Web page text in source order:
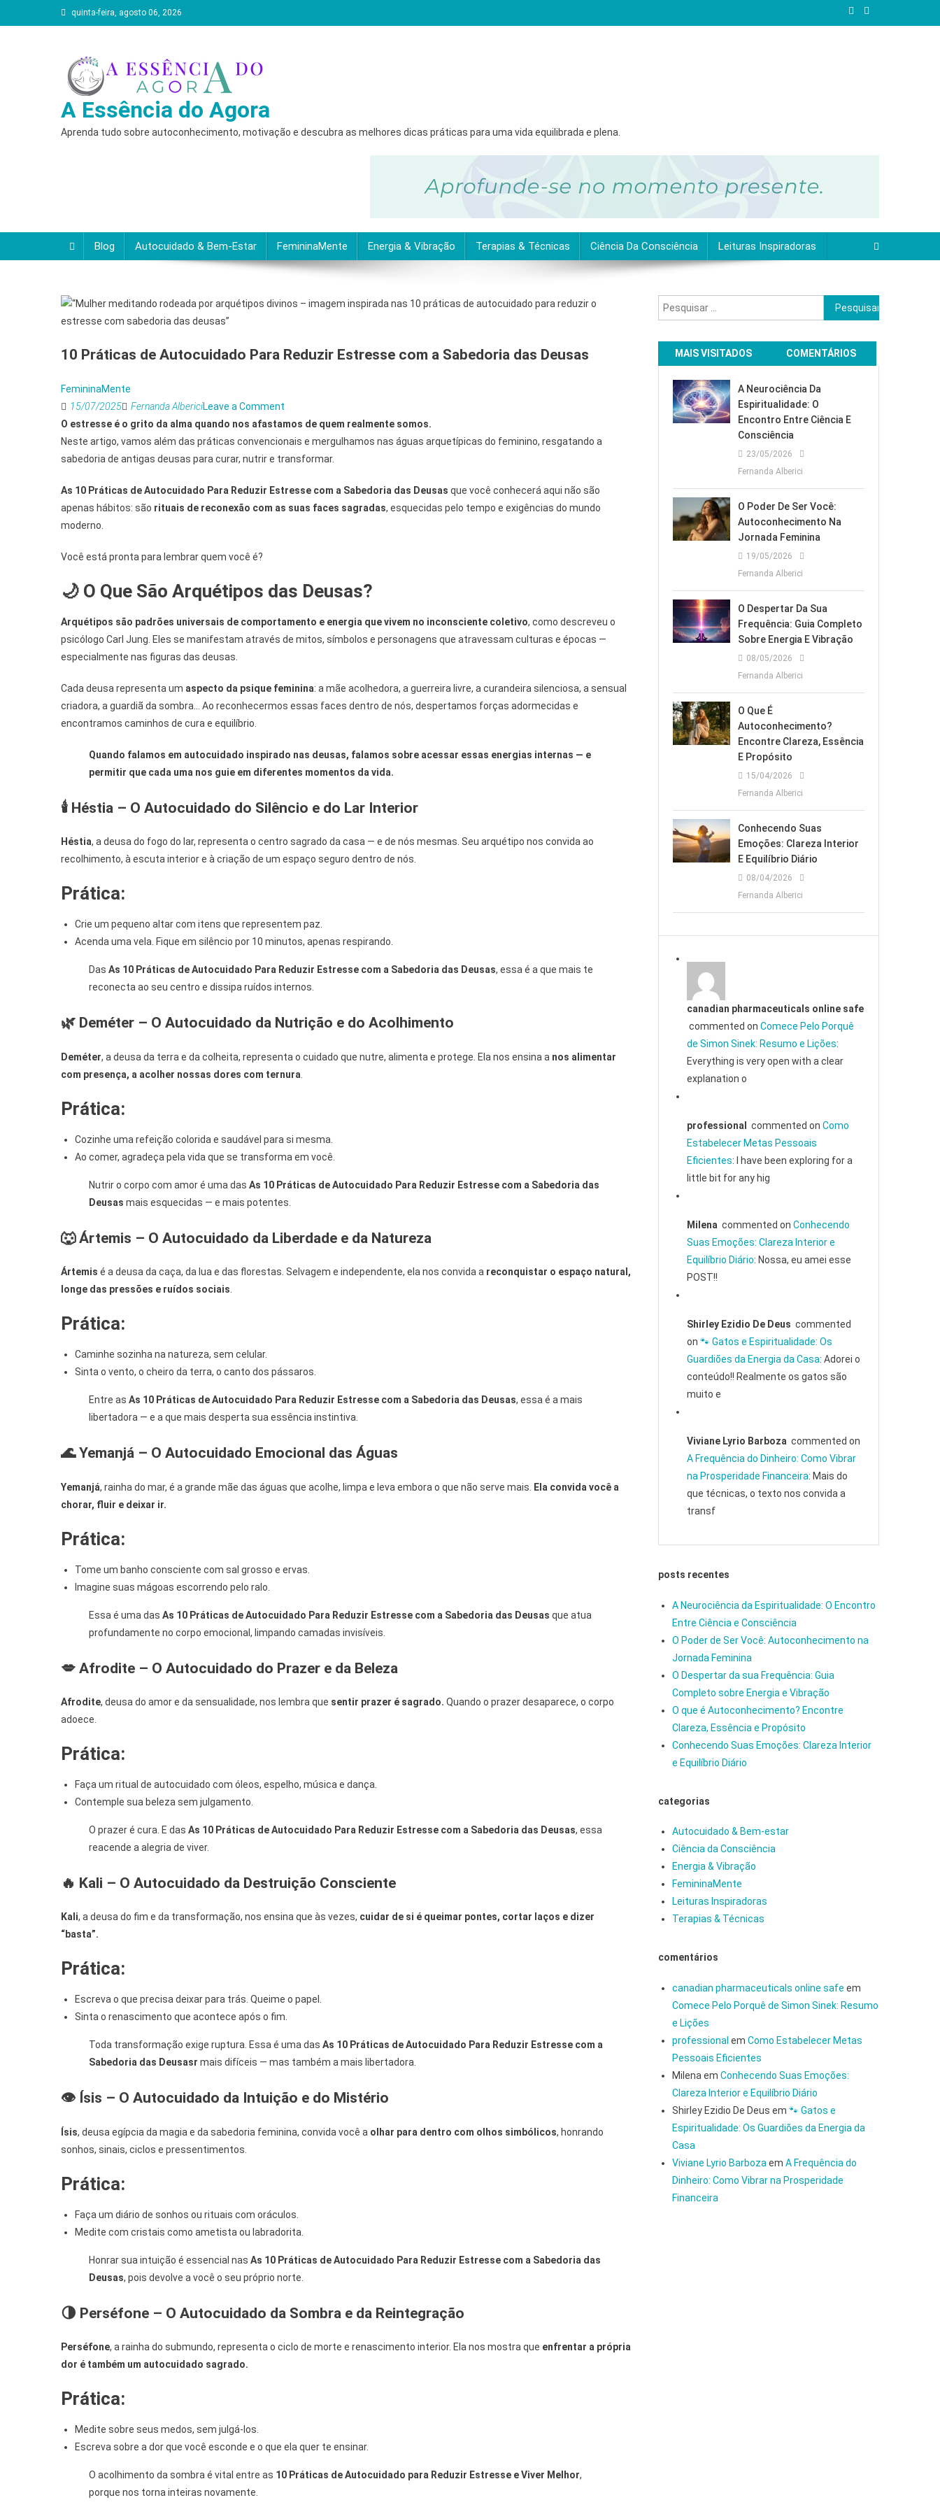
to
quinta-feira, agosto 06, 2026
A Essência do Agora
Aprenda tudo sobre autoconhecimento, motivação e descubra as melhores dicas práticas para uma vida equilibrada e plena.
Blog Autocuidado & Bem-Estar FemininaMente Energia & Vibração Terapias & Técnicas Ciência Da Consciência Leituras Inspiradoras
10 Práticas de Autocuidado Para Reduzir Estresse com a Sabedoria das Deusas
FemininaMente
15/07/2025
Fernanda AlbericiLeave a Comment
10
Práticas
de
Para
Reduzir
das
O estresse é o grito da alma quando nos afastamos de quem realmente somos.
Neste artigo, vamos além das práticas convencionais e mergulhamos nas águas arquetípicas do feminino, resgatando a
sabedoria de antigas deusas para curar, nutrir e transformar.
As 10 Práticas de Autocuidado Para Reduzir Estresse com a Sabedoria das Deusas que você conhecerá aqui não são
apenas hábitos: são rituais de reconexão com as suas faces sagradas, esquecidas pelo tempo e exigências do mundo
moderno.
Você está pronta para lembrar quem você é?
🌙 O Que São Arquétipos das Deusas?
Arquétipos são padrões universais de comportamento e energia que vivem no inconsciente coletivo, como descreveu o
psicólogo Carl Jung. Eles se manifestam através de mitos, símbolos e personagens que atravessam culturas e épocas —
especialmente nas figuras das deusas.
Cada deusa representa um aspecto da psique feminina: a mãe acolhedora, a guerreira livre, a curandeira silenciosa, a sensual
criadora, a guardiã da sombra… Ao reconhecermos essas faces dentro de nós, despertamos forças adormecidas e
encontramos caminhos de cura e equilíbrio.
Quando falamos em autocuidado inspirado nas deusas, falamos sobre acessar essas energias internas — e
permitir que cada uma nos guie em diferentes momentos da vida.
🕯️ Héstia – O Autocuidado do Silêncio e do Lar Interior
Héstia, a deusa do fogo do lar, representa o centro sagrado da casa — e de nós mesmas. Seu arquétipo nos convida ao
recolhimento, à escuta interior e à criação de um espaço seguro dentro de nós.
Prática:
Crie um pequeno altar com itens que representem paz.
Acenda uma vela. Fique em silêncio por 10 minutos, apenas respirando.
Das As 10 Práticas de Autocuidado Para Reduzir Estresse com a Sabedoria das Deusas, essa é a que mais te
reconecta ao seu centro e dissipa ruídos internos.
🌿 Deméter – O Autocuidado da Nutrição e do Acolhimento
Deméter, a deusa da terra e da colheita, representa o cuidado que nutre, alimenta e protege. Ela nos ensina a nos alimentar
com presença, a acolher nossas dores com ternura
Prática:
Cozinhe uma refeição colorida e saudável para si mesma.
Ao comer, agradeça pela vida que se transforma em você.
Nutrir o corpo com amor é uma das As 10 Práticas de Autocuidado Para Reduzir Estresse com a Sabedoria das
Deusas mais esquecidas — e mais potentes.
🐺 Ártemis – O Autocuidado da Liberdade e da Natureza
Ártemis é a deusa da caça, da lua e das florestas. Selvagem e independente, ela nos convida a reconquistar o espaço natural,
longe das pressões e ruídos sociais
Prática:
Caminhe sozinha na natureza, sem celular.
Sinta o vento, o cheiro da terra, o canto dos pássaros.
Entre as As 10 Práticas de Autocuidado Para Reduzir Estresse com a Sabedoria das Deusas, essa é a mais
libertadora — e a que mais desperta sua essência instintiva.
🌊 Yemanjá – O Autocuidado Emocional das Águas
Yemanjá, rainha do mar, é a grande mãe das águas que acolhe, limpa e leva embora o que não serve mais. Ela convida você a
chorar, fluir e deixar ir.
Prática:
Tome um banho consciente com sal grosso e ervas.
Imagine suas mágoas escorrendo pelo ralo.
Essa é uma das As 10 Práticas de Autocuidado Para Reduzir Estresse com a Sabedoria das Deusas que atua
profundamente no corpo emocional, limpando camadas invisíveis.
💋 Afrodite – O Autocuidado do Prazer e da Beleza
Afrodite, deusa do amor e da sensualidade, nos lembra que sentir prazer é sagrado. Quando o prazer desaparece, o corpo
adoece.
Prática:
Faça um ritual de autocuidado com óleos, espelho, música e dança.
Contemple sua beleza sem julgamento.
O prazer é cura. E das As 10 Práticas de Autocuidado Para Reduzir Estresse com a Sabedoria das Deusas, essa
reacende a alegria de viver.
🔥 Kali – O Autocuidado da Destruição Consciente
Kali, a deusa do fim e da transformação, nos ensina que às vezes, cuidar de si é queimar pontes, cortar laços e dizer
“basta”.
Prática:
Escreva o que precisa deixar para trás. Queime o papel.
Sinta o renascimento que acontece após o fim.
Toda transformação exige ruptura. Essa é uma das As 10 Práticas de Autocuidado Para Reduzir Estresse com a
Sabedoria das Deusasr mais difíceis — mas também a mais libertadora.
👁️ Ísis – O Autocuidado da Intuição e do Mistério
Ísis, deusa egípcia da magia e da sabedoria feminina, convida você a olhar para dentro com olhos simbólicos, honrando
sonhos, sinais, ciclos e pressentimentos.
Prática:
Faça um diário de sonhos ou rituais com oráculos.
Medite com cristais como ametista ou labradorita.
Honrar sua intuição é essencial nas As 10 Práticas de Autocuidado Para Reduzir Estresse com a Sabedoria das
Deusas, pois devolve a você o seu próprio norte.
🌗 Perséfone – O Autocuidado da Sombra e da Reintegração
Perséfone, a rainha do submundo, representa o ciclo de morte e renascimento interior. Ela nos mostra que enfrentar a própria
dor é também um autocuidado sagrado.
Prática:
Medite sobre seus medos, sem julgá-los.
Escreva sobre a dor que você esconde e o que ela quer te ensinar.
O acolhimento da sombra é vital entre as 10 Práticas de Autocuidado para Reduzir Estresse e Viver Melhor,
porque nos torna inteiras novamente.
Pesquisar
por:
MAIS VISITADOS COMENTÁRIOS
A Neurociência Da
Espiritualidade: O
Encontro Entre Ciência E
Consciência
23/05/2026
Fernanda Alberici
O Poder De Ser Você:
Autoconhecimento Na
Jornada Feminina
19/05/2026
Fernanda Alberici
O Despertar Da Sua
Frequência: Guia Completo
Sobre Energia E Vibração
08/05/2026
Fernanda Alberici
O Que É
Autoconhecimento?
Encontre Clareza, Essência
E Propósito
15/04/2026
Fernanda Alberici
Conhecendo Suas
Emoções: Clareza Interior
E Equilíbrio Diário
08/04/2026
Fernanda Alberici
canadian pharmaceuticals online safe
commented onComece Pelo Porquê
de Simon Sinek: Resumo e Lições:
Everything is very open with a clear
explanation o
professional commented onComo
Estabelecer Metas Pessoais
Eficientes: I have been exploring for a
little bit for any hig
Milena commented onConhecendo
Suas Emoções: Clareza Interior e
Equilíbrio Diário: Nossa, eu amei esse
POST!!
Shirley Ezidio De Deus commented
on🐾 Gatos e Espiritualidade: Os
Guardiões da Energia da Casa: Adorei o
conteúdo!! Realmente os gatos são
muito e
Viviane Lyrio Barboza commented on
A Frequência do Dinheiro: Como Vibrar
na Prosperidade Financeira: Mais do
que técnicas, o texto nos convida a
transf
posts recentes
A Neurociência da Espiritualidade: O Encontro
Entre Ciência e Consciência
O Poder de Ser Você: Autoconhecimento na
Jornada Feminina
O Despertar da sua Frequência: Guia
Completo sobre Energia e Vibração
O que é Autoconhecimento? Encontre
Clareza, Essência e Propósito
Conhecendo Suas Emoções: Clareza Interior
e Equilíbrio Diário
categorias
Autocuidado & Bem-estar
Ciência da Consciência
Energia & Vibração
FemininaMente
Leituras Inspiradoras
Terapias & Técnicas
comentários
canadian pharmaceuticals online safe em
Comece Pelo Porquê de Simon Sinek: Resumo
e Lições
professional emComo Estabelecer Metas
Pessoais Eficientes
Milena emConhecendo Suas Emoções:
Clareza Interior e Equilíbrio Diário
Shirley Ezidio De Deus em🐾 Gatos e
Espiritualidade: Os Guardiões da Energia da
Casa
Viviane Lyrio Barboza emA Frequência do
Dinheiro: Como Vibrar na Prosperidade
Financeira